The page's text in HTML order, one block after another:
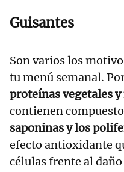
Guisantes
Son varios los
tu menú semanal.
proteínas vegetales
contienen
saponinas y los
efecto antioxidante
células frente al